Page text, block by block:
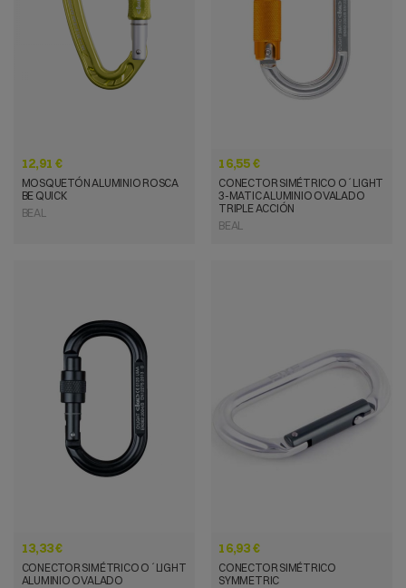
VISTA RÁPIDA
12,91 €
MOSQUETÓN ALUMINIO ROSCA
BE QUICK
BEAL
VISTA RÁPIDA
16,55 €
CONECTOR SIMÉTRICO O´LIGHT
3-MATIC ALUMINIO OVALADO
TRIPLE ACCIÓN
BEAL
VISTA RÁPIDA
13,33 €
CONECTOR SIMÉTRICO O´LIGHT
ALUMINIO OVALADO
16,93 €
CONECTOR SIMÉTRICO
SYMMETRIC